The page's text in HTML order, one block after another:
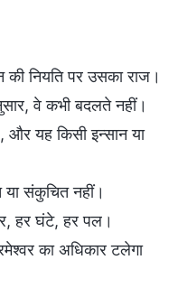
नियति पर उसका राज।
वे कभी बदलते नहीं।
और यह किसी इन्सान या
संकुचित नहीं।
हर घंटे, हर पल।
का अधिकार टलेगा